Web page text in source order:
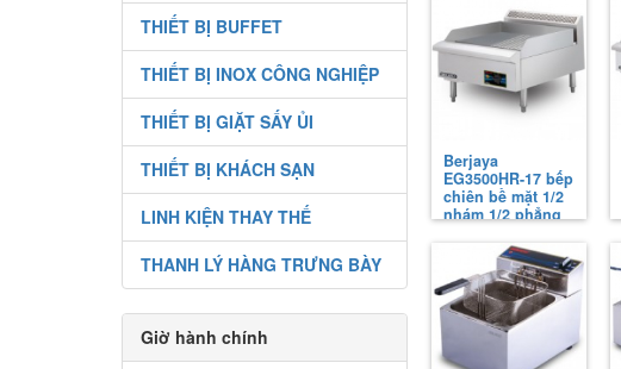
THIẾT BỊ BUFFET
THIẾT BỊ INOX CÔNG NGHIỆP
THIẾT BỊ GIẶT SẤY ỦI
THIẾT BỊ KHÁCH SẠN
LINH KIỆN THAY THẾ
THANH LÝ HÀNG TRƯNG BÀY
Giờ hành chính
Berjaya
EG3500HR-17 bếp
chiên bề mặt 1/2
nhám 1/2 phẳng